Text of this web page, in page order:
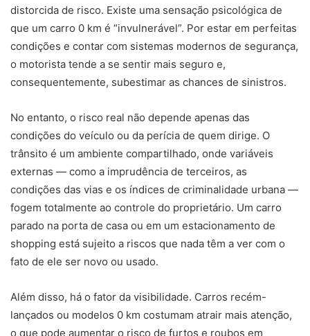
distorcida de risco. Existe uma sensação psicológica de
que um carro 0 km é “invulnerável”. Por estar em perfeitas
condições e contar com sistemas modernos de segurança,
o motorista tende a se sentir mais seguro e,
consequentemente, subestimar as chances de sinistros.
No entanto, o risco real não depende apenas das
condições do veículo ou da perícia de quem dirige. O
trânsito é um ambiente compartilhado, onde variáveis
externas — como a imprudência de terceiros, as
condições das vias e os índices de criminalidade urbana —
fogem totalmente ao controle do proprietário. Um carro
parado na porta de casa ou em um estacionamento de
shopping está sujeito a riscos que nada têm a ver com o
fato de ele ser novo ou usado.
Além disso, há o fator da visibilidade. Carros recém-
lançados ou modelos 0 km costumam atrair mais atenção,
o que pode aumentar o risco de furtos e roubos em